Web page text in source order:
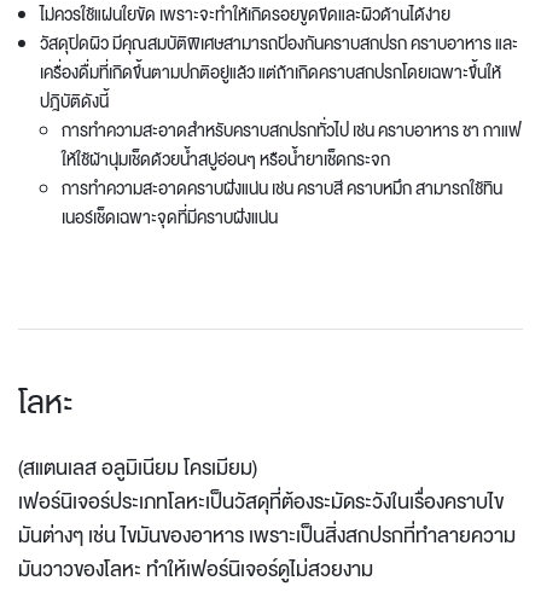
ไม่ควรใช้แผ่นใยขัด เพราะจะทำให้เกิดรอยขูดขีดและผิวด้านได้ง่าย
วัสดุปิดผิว มีคุณสมบัติพิเศษสามารถป้องกันคราบสกปรก คราบอาหาร และ
เครื่องดื่มที่เกิดขึ้นตามปกติอยู่แล้ว แต่ถ้าเกิดคราบสกปรกโดยเฉพาะขึ้นให้
ปฎิบัติดังนี้
การทำความสะอาดสำหรับคราบสกปรกทั่วไป เช่น คราบอาหาร ชา กาแฟ
ให้ใช้ผ้านุ่มเช็ดด้วยน้ำสบู่อ่อนๆ หรือน้ำยาเช็ดกระจก
การทำความสะอาดคราบฝังแน่น เช่น คราบสี คราบหมึก สามารถใช้ทิน
เนอร์เช็ดเฉพาะจุดที่มีคราบฝังแน่น
โลหะ
(สแตนเลส อลูมิเนียม โครเมียม)
เฟอร์นิเจอร์ประเภทโลหะเป็นวัสดุที่ต้องระมัดระวังในเรื่องคราบไข
มันต่างๆ เช่น ไขมันของอาหาร เพราะเป็นสิ่งสกปรกที่ทำลายความ
มันวาวของโลหะ ทำให้เฟอร์นิเจอร์ดูไม่สวยงาม